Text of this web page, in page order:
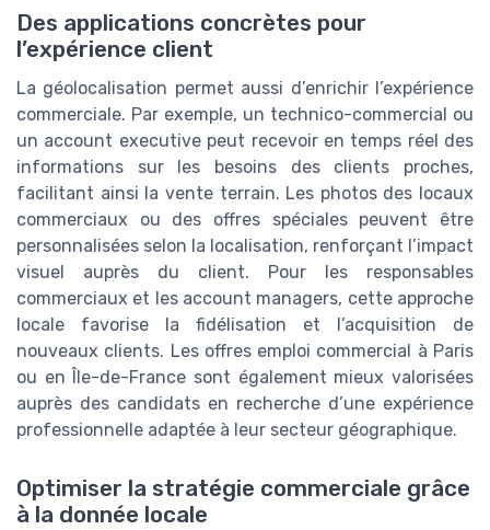
Des applications concrètes pour
l’expérience client
La géolocalisation permet aussi d’enrichir l’expérience
commerciale. Par exemple, un technico-commercial ou
un account executive peut recevoir en temps réel des
informations sur les besoins des clients proches,
facilitant ainsi la vente terrain. Les photos des locaux
commerciaux ou des offres spéciales peuvent être
personnalisées selon la localisation, renforçant l’impact
visuel auprès du client. Pour les responsables
commerciaux et les account managers, cette approche
locale favorise la fidélisation et l’acquisition de
nouveaux clients. Les offres emploi commercial à Paris
ou en Île-de-France sont également mieux valorisées
auprès des candidats en recherche d’une expérience
professionnelle adaptée à leur secteur géographique.
Optimiser la stratégie commerciale grâce
à la donnée locale